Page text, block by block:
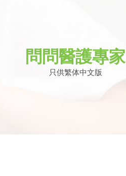
問問醫護專家
只供繁体中文版